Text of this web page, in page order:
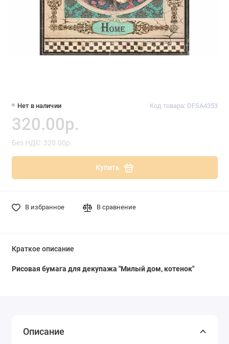
Нет в наличии Код товара: DFSA4353
320.00р.
Без НДС: 320.00р.
Купить
В избранное В сравнение
Краткое описание
Рисовая бумага для декупажа "Милый дом, котенок"
Описание